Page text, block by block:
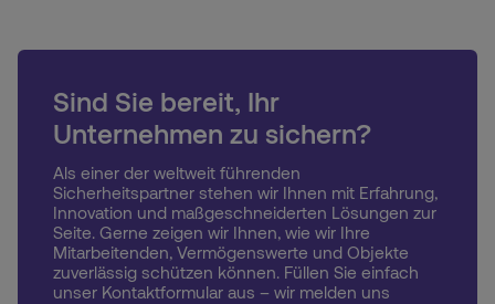
Sind Sie bereit, Ihr
Unternehmen zu sichern?
Als einer der weltweit führenden
Sicherheitspartner stehen wir Ihnen mit Erfahrung,
Innovation und maßgeschneiderten Lösungen zur
Seite. Gerne zeigen wir Ihnen, wie wir Ihre
Mitarbeitenden, Vermögenswerte und Objekte
zuverlässig schützen können. Füllen Sie einfach
unser Kontaktformular aus – wir melden uns